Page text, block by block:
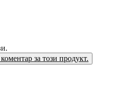
за този продукт.